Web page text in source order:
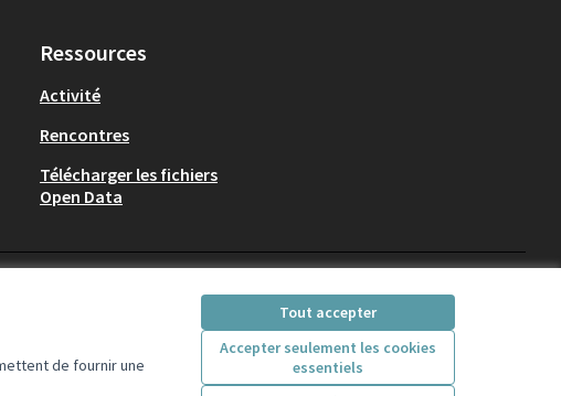
de fournir une
Tout accepter
Accepter seulement les cookies
essentiels
Ressources
Activité
Rencontres
Télécharger les fichiers
Open Data
(Lien externe)
(Lien externe)(Lien externe)(Lien externe)
Licence Creative
(Lien externe)